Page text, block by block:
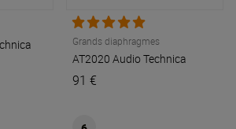
Grands diaphragmes
AT2020 Audio Technica
91 €